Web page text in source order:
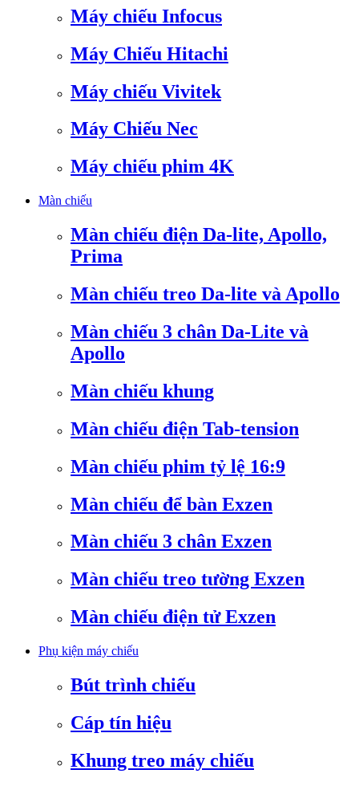
Máy chiếu Infocus
Máy Chiếu Hitachi
Máy chiếu Vivitek
Máy Chiếu Nec
Máy chiếu phim 4K
Màn chiếu
Màn chiếu điện Da-lite, Apollo,
Prima
Màn chiếu treo Da-lite và Apollo
Màn chiếu 3 chân Da-Lite và
Apollo
Màn chiếu khung
Màn chiếu điện Tab-tension
Màn chiếu phim tỷ lệ 16:9
Màn chiếu để bàn Exzen
Màn chiếu 3 chân Exzen
Màn chiếu treo tường Exzen
Màn chiếu điện tử Exzen
Phụ kiện máy chiếu
Bút trình chiếu
Cáp tín hiệu
Khung treo máy chiếu